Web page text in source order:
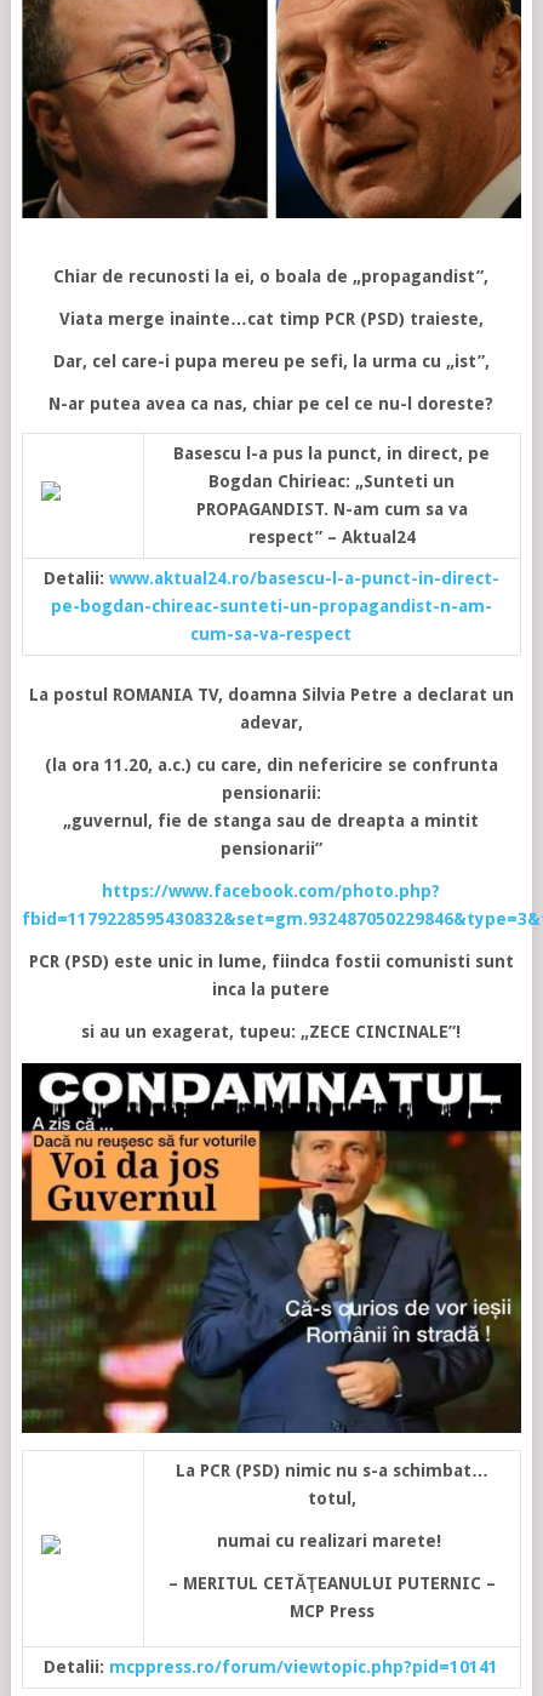
Chiar de recunosti la ei, o boala de „propagandist”,
Viata merge inainte…cat timp PCR (PSD) traieste,
Dar, cel care-i pupa mereu pe sefi, la urma cu „ist”,
N-ar putea avea ca nas, chiar pe cel ce nu-l doreste?
Basescu l-a pus la punct, in direct, pe
Bogdan Chirieac: „Sunteti un
PROPAGANDIST. N-am cum sa va
respect” – Aktual24
Detalii: www.aktual24.ro/basescu-l-a-punct-in-direct-
pe-bogdan-chireac-sunteti-un-propagandist-n-am-
cum-sa-va-respect
La postul ROMANIA TV, doamna Silvia Petre a declarat un
adevar,
(la ora 11.20, a.c.) cu care, din nefericire se confrunta
pensionarii:
„guvernul, fie de stanga sau de dreapta a mintit
pensionarii”
https://www.facebook.com/photo.php?
PCR (PSD) este unic in lume, fiindca fostii comunisti sunt
inca la putere
si au un exagerat, tupeu: „ZECE CINCINALE”!
La PCR (PSD) nimic nu s-a schimbat…
totul,
numai cu realizari marete!
– MERITUL CETĂŢEANULUI PUTERNIC –
MCP Press
Detalii: mcppress.ro/forum/viewtopic.php?pid=10141